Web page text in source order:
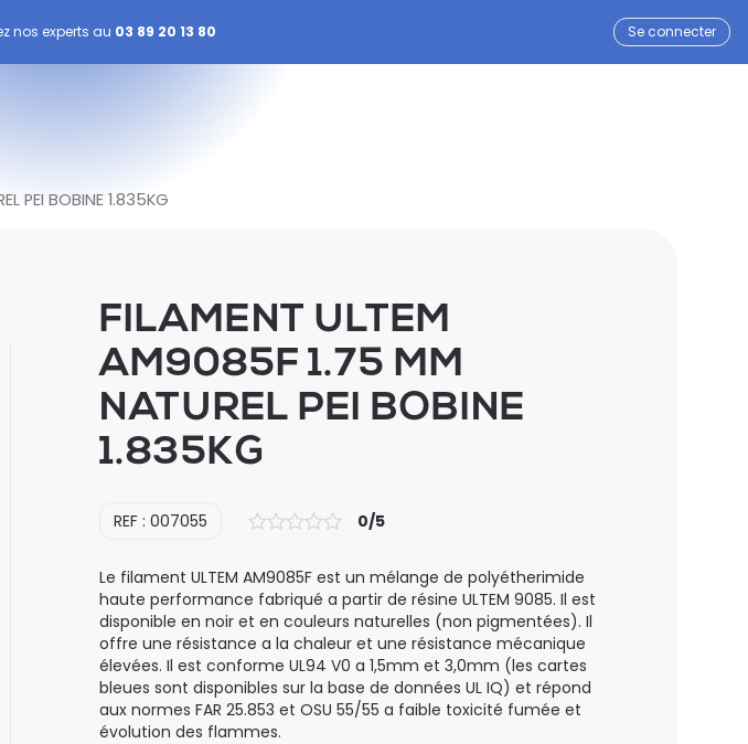
nos experts au 03 89 20 13 80 Se connecter
PEI BOBINE 1.835KG
FILAMENT ULTEM
AM9085F 1.75 MM
NATUREL PEI BOBINE
1.835KG
REF : 007055 0/5
Le filament ULTEM AM9085F est un mélange de polyétherimide
haute performance fabriqué a partir de résine ULTEM 9085. Il est
disponible en noir et en couleurs naturelles (non pigmentées). Il
offre une résistance a la chaleur et une résistance mécanique
élevées. Il est conforme UL94 V0 a 1,5mm et 3,0mm (les cartes
bleues sont disponibles sur la base de données UL IQ) et répond
aux normes FAR 25.853 et OSU 55/55 a faible toxicité fumée et
évolution des flammes.